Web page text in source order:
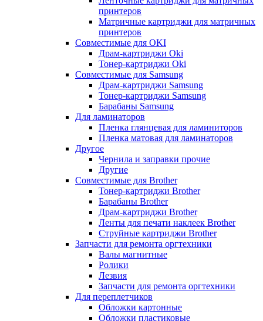
принтеров
Матричные картриджи для матричных
принтеров
Совместимые для OKI
Драм-картриджи Oki
Тонер-картриджи Oki
Совместимые для Samsung
Драм-картриджи Samsung
Тонер-картриджи Samsung
Барабаны Samsung
Для ламинаторов
Пленка глянцевая для ламиниторов
Пленка матовая для ламинаторов
Другое
Чернила и заправки прочие
Другие
Совместимые для Brother
Тонер-картриджи Brother
Барабаны Brother
Драм-картриджи Brother
Ленты для печати наклеек Brother
Струйные картриджи Brother
Запчасти для ремонта оргтехники
Валы магнитные
Ролики
Лезвия
Запчасти для ремонта оргтехники
Для переплетчиков
Обложки картонные
Обложки пластиковые